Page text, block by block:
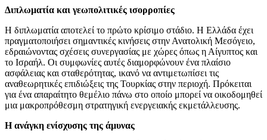
Διπλωματία και γεωπολιτικές ισορροπίες
Η διπλωματία αποτελεί το πρώτο κρίσιμο στάδιο. Η Ελλάδα έχει
πραγματοποιήσει σημαντικές κινήσεις στην Ανατολική Μεσόγειο,
εδραιώνοντας σχέσεις συνεργασίας με χώρες όπως η Αίγυπτος και
το Ισραήλ. Οι συμφωνίες αυτές διαμορφώνουν ένα πλαίσιο
ασφάλειας και σταθερότητας, ικανό να αντιμετωπίσει τις
αναθεωρητικές επιδιώξεις της Τουρκίας στην περιοχή. Πρόκειται
για ένα απαραίτητο θεμέλιο πάνω στο οποίο μπορεί να οικοδομηθεί
μια μακροπρόθεσμη στρατηγική ενεργειακής εκμετάλλευσης.
Η ανάγκη ενίσχυσης της άμυνας